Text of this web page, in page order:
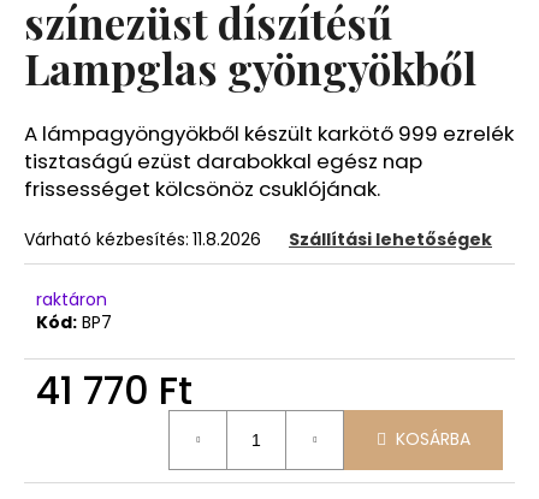
színezüst díszítésű
Lampglas gyöngyökből
A lámpagyöngyökből készült karkötő 999 ezrelék
tisztaságú ezüst darabokkal egész nap
frissességet kölcsönöz csuklójának.
Várható kézbesítés: 11.8.2026 Szállítási lehetőségek
raktáron
Kód: BP7
41 770 Ft
KOSÁRBA